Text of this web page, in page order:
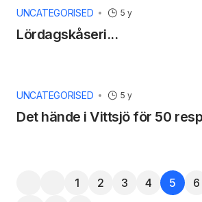
UNCATEGORISED 5 y
Lördagskåseri...
UNCATEGORISED 5 y
Det hände i Vittsjö för 50
1 2 3 4 5 6